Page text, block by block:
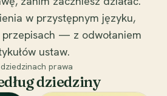
w przystępnym języku,
— z odwołaniem
ustaw.
dziedzinach prawa
dziedziny